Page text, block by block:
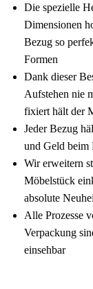
Die spezielle
Dimensionen
Bezug so
Formen
Dank dieser
Aufstehen nie
fixiert hält der
Jeder Bezug
und Geld beim
Wir erweitern
Möbelstück
absolute
Alle Prozesse
Verpackung
einsehbar